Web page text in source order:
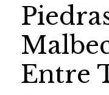
Entre